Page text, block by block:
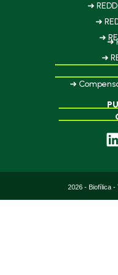
➜
➜
➜ ➜
➜
➜
2026 - Biofílica -